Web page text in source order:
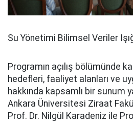
Su Yönetimi Bilimsel Veriler
Programın açılış bölümünde
hedefleri, faaliyet alanları ve
hakkında kapsamlı bir sunum
Ankara Üniversitesi Ziraat
Prof. Dr. Nilgül Karadeniz ile